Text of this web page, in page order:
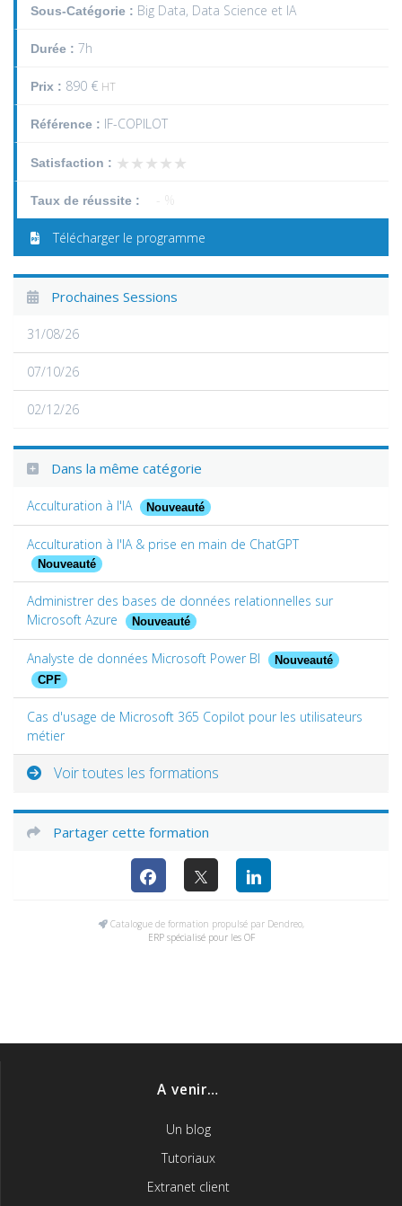
Sous-Catégorie : Big Data, Data Science et IA
Durée : 7h
Prix : 890 € HT
Référence : IF-COPILOT
Satisfaction : ★★★★★
★★★★★
Taux de réussite :
Télécharger le programme
Prochaines Sessions
31/08/26
07/10/26
02/12/26
Dans la même catégorie
Acculturation à l'IA Nouveauté
Acculturation à l'IA & prise en main de ChatGPT
Nouveauté
Administrer des bases de données relationnelles sur
Microsoft Azure
Nouveauté
Analyste de données Microsoft Power BI
Nouveauté
CPF
Cas d'usage de Microsoft 365 Copilot pour les utilisateurs
métier
Voir toutes les formations
Partager cette formation
Catalogue de formation propulsé par Dendreo,
ERP spécialisé pour les OF
A venir…
Un blog
Tutoriaux
Extranet client